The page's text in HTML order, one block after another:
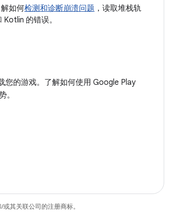
如何检测和诊断崩溃问题 ，读取堆栈轨
的错误。
您的游戏。了解如何使用 Google Play
。
其关联公司的注册商标。